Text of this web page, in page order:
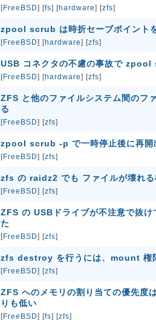
[FreeBSD] [fs] [hardware] [zfs]
zpool scrub は時折セーブポイント
[FreeBSD] [hardware] [zfs]
USB コネクタの不慮の事故で
[FreeBSD] [hardware] [zfs]
ZFS と他のファイルシステム間のフ
る
[FreeBSD] [zfs]
zpool scrub -p で一時停止後に再開
[FreeBSD] [zfs]
zfs の raidz2 でも ファイルが壊れる
[FreeBSD] [zfs]
ZFS の USBドライブが不注意で抜
た
[FreeBSD] [zfs]
zfs destroy を行うには、mount 権
[FreeBSD] [zfs]
ZFS へのメモリの割り当ての優先度
りも低い
[FreeBSD] [fs] [zfs]